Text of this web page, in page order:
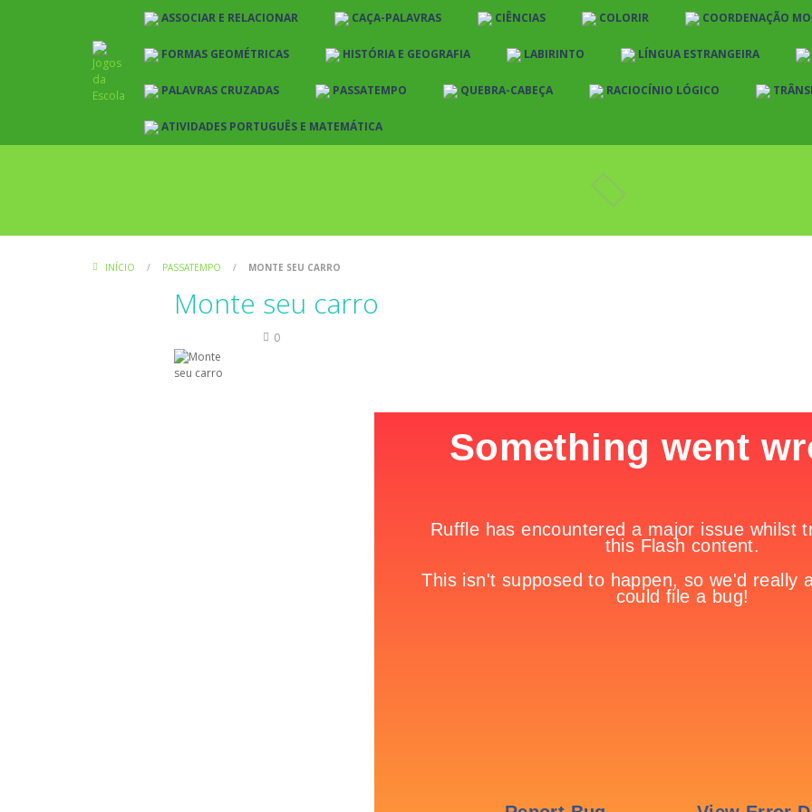
ASSOCIAR E RELACIONAR CAÇA-PALAVRAS CIÊNCIAS COLORIR COORDENAÇÃO
FORMAS GEOMÉTRICAS HISTÓRIA E GEOGRAFIA LABIRINTO LÍNGUA ESTRANGEIRA
PALAVRAS CRUZADAS PASSATEMPO QUEBRA-CABEÇA RACIOCÍNIO LÓGICO
ATIVIDADES PORTUGUÊS E MATEMÁTICA
INÍCIO / PASSATEMPO / MONTE SEU CARRO
Monte seu carro
0